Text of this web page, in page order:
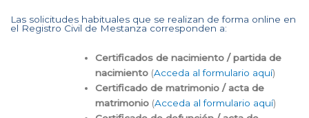
Las solicitudes habituales que se realizan de forma online en
el Registro Civil de Mestanza corresponden a:
Certificados de nacimiento / partida de
nacimiento (Acceda al formulario aquí)
Certificado de matrimonio / acta de
matrimonio (Acceda al formulario aquí)